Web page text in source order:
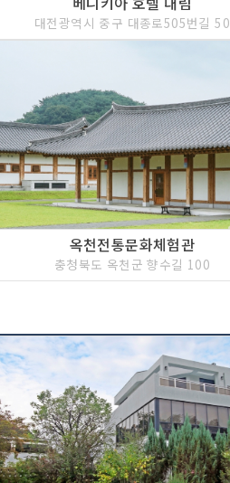
대전광역시 중구 대종로505번길 50
옥천전통문화체험관
충청북도 옥천군 향수길 100